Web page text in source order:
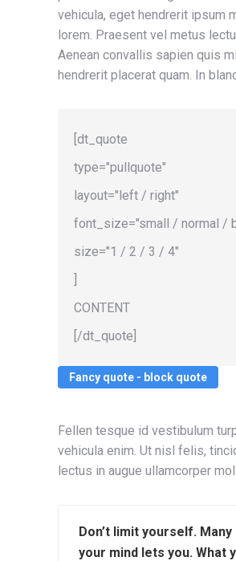
vehicula, eget hendrerit ipsum
lorem. Praesent vel metus
Aenean convallis sapien quis
hendrerit placerat quam. In
[dt_quote
type="pullquote"
layout="left / right"
font_size="small / normal /
size="1 / 2 / 3 / 4"
CONTENT
[/dt_quote]
Fancy quote - block quote
Fellen tesque id vestibulum
vehicula enim. Ut nisl felis,
lectus in augue ullamcorper
Don’t limit yourself.
your mind lets you. What